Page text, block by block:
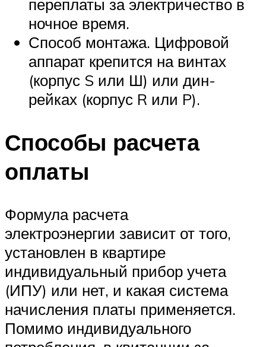
переплаты за электричество в
ночное время.
Способ монтажа. Цифровой
аппарат крепится на винтах
(корпус S или Ш) или дин-
рейках (корпус R или P).
Способы расчета
оплаты
Формула расчета
электроэнергии зависит от того,
установлен в квартире
индивидуальный прибор учета
(ИПУ) или нет, и какая система
начисления платы применяется.
Помимо индивидуального